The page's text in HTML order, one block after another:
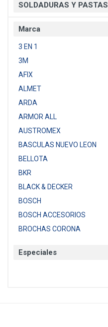
SOLDADURAS Y PASTAS
Marca
3 EN 1
3M
AFIX
ALMET
ARDA
ARMOR ALL
AUSTROMEX
BASCULAS NUEVO LEON
BELLOTA
BKR
BLACK & DECKER
BOSCH
BOSCH ACCESORIOS
BROCHAS CORONA
CAT
Especiales